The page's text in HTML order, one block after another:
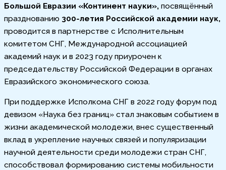
Большой Евразии «Континент науки», посвящённый
празднованию 300-летия Российской академии наук,
проводится в партнерстве с Исполнительным
комитетом СНГ, Международной ассоциацией
академий наук и в 2023 году приурочен к
председательству Российской Федерации в органах
Евразийского экономического союза.
При поддержке Исполкома СНГ в 2022 году форум под
девизом «Наука без границ» стал знаковым событием в
жизни академической молодежи, внес существенный
вклад в укрепление научных связей и популяризации
научной деятельности среди молодежи стран СНГ,
способствовал формированию системы мобильности